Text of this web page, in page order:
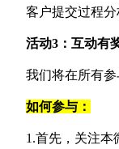
客户提交过程
活动3：互动有
我们将在所有
如何参与：
1.首先，关注本